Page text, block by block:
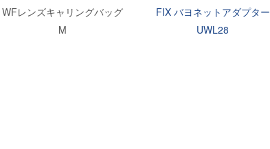
WFレンズキャリングバッグ
M
FIX バヨネットアダプター
UWL28